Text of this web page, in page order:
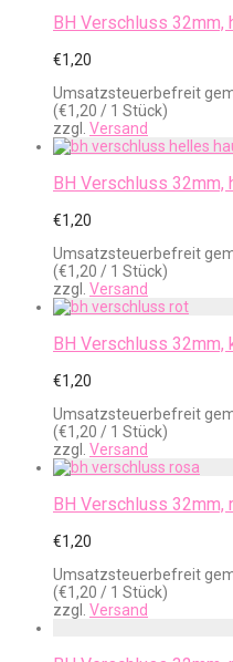
BH Verschluss 32mm,
€1,20
Umsatzsteuerbefreit
(€1,20 / 1 Stück)
zzgl. Versand
BH Verschluss 32mm,
€1,20
Umsatzsteuerbefreit
(€1,20 / 1 Stück)
zzgl. Versand
BH Verschluss 32mm,
€1,20
Umsatzsteuerbefreit
(€1,20 / 1 Stück)
zzgl. Versand
BH Verschluss 32mm,
€1,20
Umsatzsteuerbefreit
(€1,20 / 1 Stück)
zzgl. Versand